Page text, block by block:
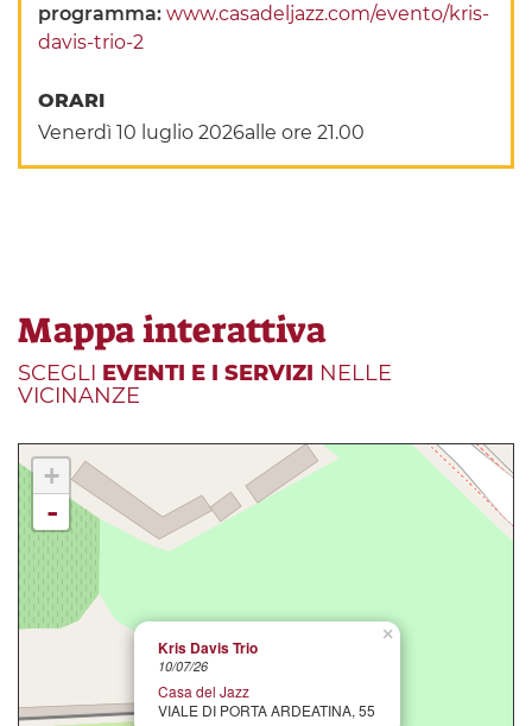
programma:www.casadeljazz.com/evento/kris-
davis-trio-2
ORARI
Venerdì 10 luglio 2026alle ore 21.00
Mappa interattiva
SCEGLI EVENTI E I SERVIZI NELLE
VICINANZE
×
Kris Davis Trio
10/07/26
Casa del Jazz
VIALE DI PORTA ARDEATINA, 55
+
-